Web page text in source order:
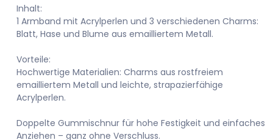
Inhalt:
1 Armband mit Acrylperlen und 3 verschiedenen Charms:
Blatt, Hase und Blume aus emailliertem Metall.
Vorteile:
Hochwertige Materialien: Charms aus rostfreiem
emailliertem Metall und leichte, strapazierfähige
Acrylperlen.
Doppelte Gummischnur für hohe Festigkeit und einfaches
Anziehen – ganz ohne Verschluss.